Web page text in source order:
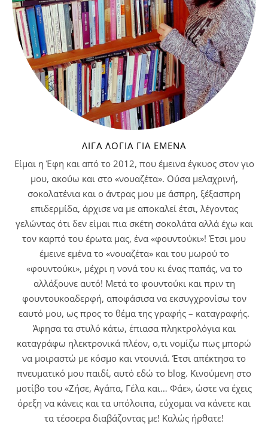
ΛΊΓΑ ΛΌΓΙΑ ΓΙΑ ΕΜΈΝΑ
Είμαι η Έφη και από το 2012, που έμεινα έγκυος στον γιο
μου, ακούω και στο «νουαζέτα». Ούσα μελαχρινή,
σοκολατένια και ο άντρας μου με άσπρη, ξέξασπρη
επιδερμίδα, άρχισε να με αποκαλεί έτσι, λέγοντας
γελώντας ότι δεν είμαι πια σκέτη σοκολάτα αλλά έχω και
τον καρπό του έρωτα μας, ένα «φουντούκι»! Έτσι μου
έμεινε εμένα το «νουαζέτα» και του μωρού το
«φουντούκι», μέχρι η νονά του κι ένας παπάς, να το
αλλάξουνε αυτό! Μετά το φουντούκι και πριν τη
φουντουκοαδερφή, αποφάσισα να εκσυγχρονίσω τον
εαυτό μου, ως προς το θέμα της γραφής – καταγραφής.
Άφησα τα στυλό κάτω, έπιασα πληκτρολόγια και
καταγράφω ηλεκτρονικά πλέον, ο,τι νομίζω πως μπορώ
να μοιραστώ με κόσμο και ντουνιά. Έτσι απέκτησα το
πνευματικό μου παιδί, αυτό εδώ το blog. Κινούμενη στο
μοτίβο του «Ζήσε, Αγάπα, Γέλα και… Φάε», ώστε να έχεις
όρεξη να κάνεις και τα υπόλοιπα, εύχομαι να κάνετε και
τα τέσσερα διαβάζοντας με! Καλώς ήρθατε!